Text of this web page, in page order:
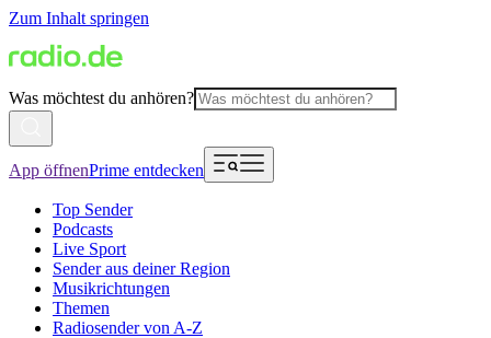
Zum Inhalt springen
Was möchtest du anhören?
App öffnenPrime entdecken
Top Sender
Podcasts
Live Sport
Sender aus deiner Region
Musikrichtungen
Themen
Radiosender von A-Z